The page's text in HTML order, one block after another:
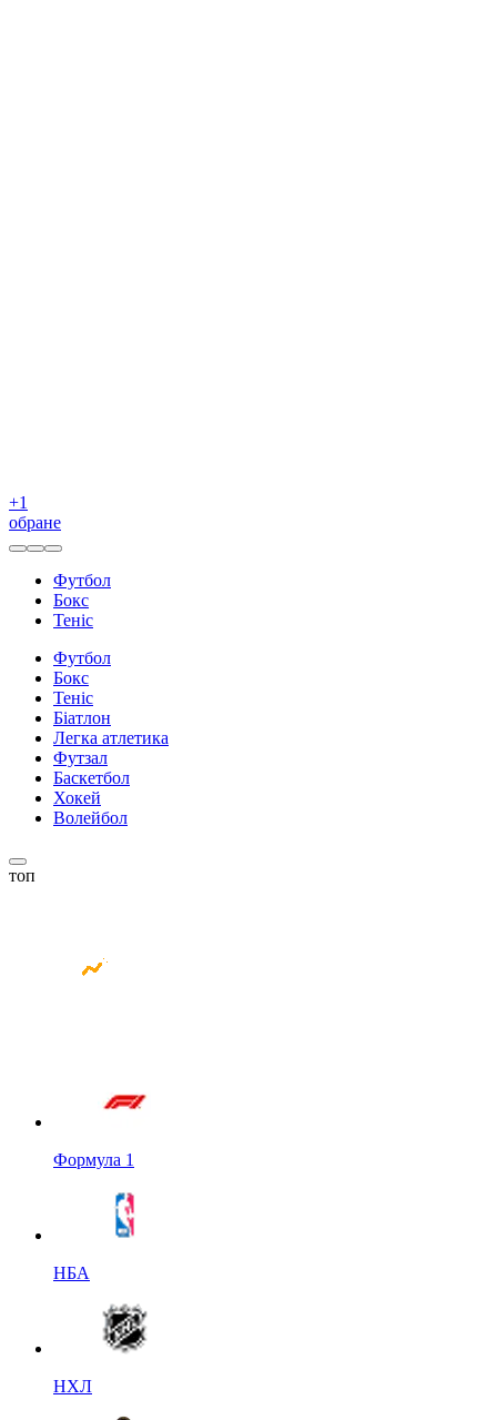
+1
обране
Футбол
Бокс
Теніс
Футбол
Бокс
Теніс
Біатлон
Легка атлетика
Футзал
Баскетбол
Хокей
Волейбол
топ
Формула 1
НБА
НХЛ